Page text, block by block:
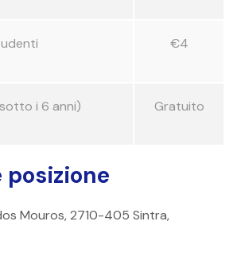
€4
i 6 anni) Gratuito
posizione
Mouros, 2710-405 Sintra,